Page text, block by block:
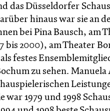
das Düsseldorfer
hinaus war sie an
bei Pina Bausch, am
bis 2000), am Theater
als festes
zu sehen. Manuela
war 1979 und 1998